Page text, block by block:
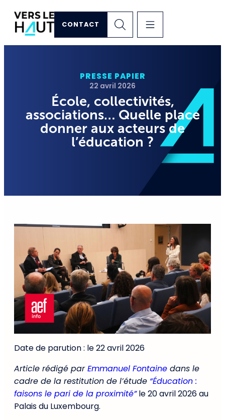
CONTACT
PRESSE PAPIER
22 avril 2026
École, collectivités,
associations… Quelle place
donner aux acteurs de
l’éducation ?
Date de parution : le 22 avril 2026
Article rédigé parEmmanuel Fontaine dans le
cadre de la restitution de l’étude “Éducation :
faisons le pari de la proximité”le 20 avril 2026 au
Palais du Luxembourg.